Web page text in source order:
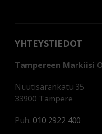
YHTEYSTIEDOT
Tampereen Markiisi
Nuutisarankatu 35
33900 Tampere
Puh. 010 2922 400